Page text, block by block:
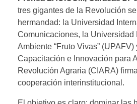
tres gigantes de la Revolución
hermandad: la Universidad
Comunicaciones, la Universidad
Ambiente “Fruto Vivas”
Capacitación e Innovación para
Revolución Agraria (CIARA)
cooperación interinstitucional.